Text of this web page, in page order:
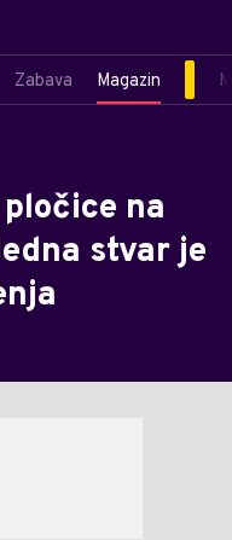
Zabava Magazin
na
stvar je